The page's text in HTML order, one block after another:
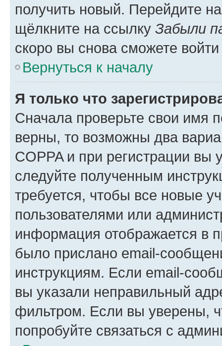
получить новый. Перейдите
щёлкните на ссылку Забыли
скоро вы снова сможете
Вернуться к началу
Я только что
Сначала проверьте свои имя
верны, то возможны два
COPPA и при регистрации вы
следуйте полученным
требуется, чтобы все новые
пользователями или
информация отображается в
было прислано email-
инструкциям. Если email-
вы указали неправильный
фильтром. Если вы уверены,
попробуйте связаться с